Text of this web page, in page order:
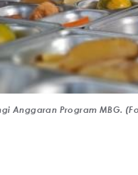
Anggaran Program MBG.